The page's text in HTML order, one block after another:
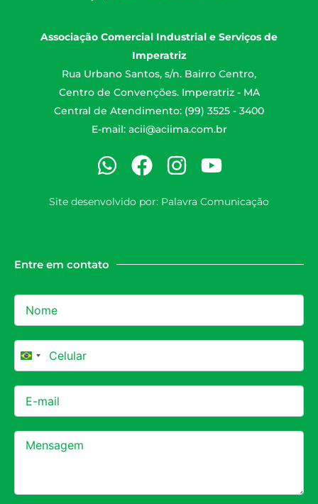
Associação Comercial Industrial e Serviços de
Imperatriz
Rua Urbano Santos, s/n. Bairro Centro,
Centro de Convenções. Imperatriz - MA
Central de Atendimento: (99) 3525 - 3400
E-mail: acii@aciima.com.br
Site desenvolvido por: Palavra Comunicação
Entre em contato
Brazil +55